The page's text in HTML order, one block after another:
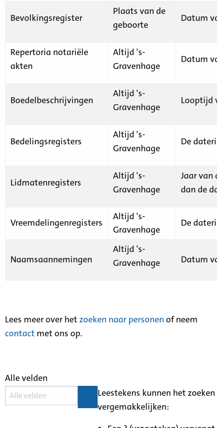
Bevolkingsregister
Plaats van de
geboorte
Datum
Repertoria notariële
akten
Altijd 's-
Gravenhage
Datum
Boedelbeschrijvingen
Altijd 's-
Gravenhage
Looptijd
Bedelingsregisters
Altijd 's-
Gravenhage
De
Lidmatenregisters
Altijd 's-
Gravenhage
Jaar van
dan de
Vreemdelingenregisters
Altijd 's-
Gravenhage
De
Naamsaannemingen
Altijd 's-
Gravenhage
Datum
Lees meer over het zoeken naar personen of neem
contact met ons op.
Alle velden
Leestekens kunnen het zoeken
vergemakkelijken: